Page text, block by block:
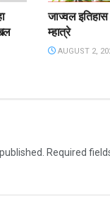
जाज्वल
म्हात्रे
AUGUST 2,
Required